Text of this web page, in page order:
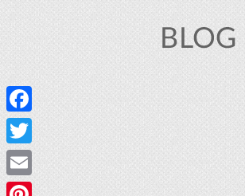
Facebook
Twitter
Email